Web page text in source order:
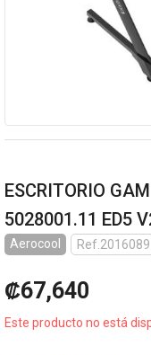
ESCRITORIO
5028001.11 ED5
Aerocool Ref.2016089
₡67,640
Este producto no está